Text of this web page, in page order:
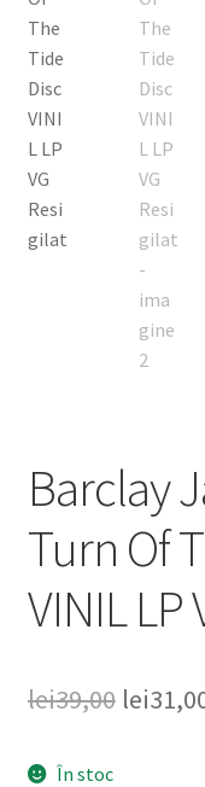
Barclay
Turn Of
VINIL LP
lei39,00 lei
În stoc